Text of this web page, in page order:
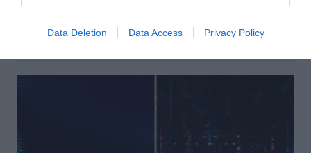
Data Deletion Data Access Privacy Policy
οποία συνεπάγεται περιθώριο ανόδου περίπου 22% από